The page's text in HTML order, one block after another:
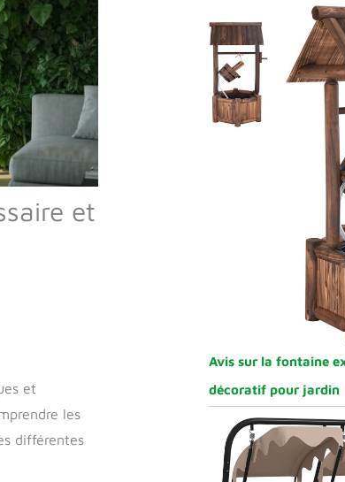
et
et
les
différentes
Avis sur la fontaine
décoratif pour jardin